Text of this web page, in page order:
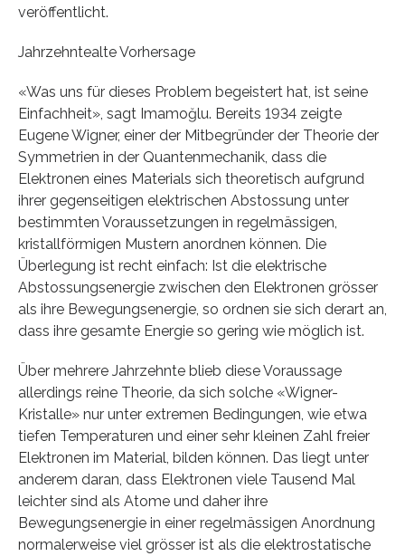
veröffentlicht.
Jahrzehntealte Vorhersage
«Was uns für dieses Problem begeistert hat, ist seine
Einfachheit», sagt Imamoğlu. Bereits 1934 zeigte
Eugene Wigner, einer der Mitbegründer der Theorie der
Symmetrien in der Quantenmechanik, dass die
Elektronen eines Materials sich theoretisch aufgrund
ihrer gegenseitigen elektrischen Abstossung unter
bestimmten Voraussetzungen in regelmässigen,
kristallförmigen Mustern anordnen können. Die
Überlegung ist recht einfach: Ist die elektrische
Abstossungsenergie zwischen den Elektronen grösser
als ihre Bewegungsenergie, so ordnen sie sich derart an,
dass ihre gesamte Energie so gering wie möglich ist.
Über mehrere Jahrzehnte blieb diese Voraussage
allerdings reine Theorie, da sich solche «Wigner-​
Kristalle» nur unter extremen Bedingungen, wie etwa
tiefen Temperaturen und einer sehr kleinen Zahl freier
Elektronen im Material, bilden können. Das liegt unter
anderem daran, dass Elektronen viele Tausend Mal
leichter sind als Atome und daher ihre
Bewegungsenergie in einer regelmässigen Anordnung
normalerweise viel grösser ist als die elektrostatische